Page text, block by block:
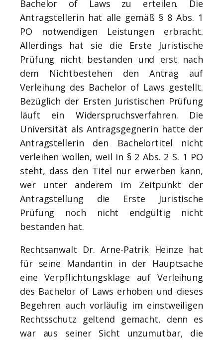
Bachelor of Laws zu erteilen. Die
Antragstellerin hat alle gemäß § 8 Abs. 1
PO notwendigen Leistungen erbracht.
Allerdings hat sie die Erste Juristische
Prüfung nicht bestanden und erst nach
dem Nichtbestehen den Antrag auf
Verleihung des Bachelor of Laws gestellt.
Bezüglich der Ersten Juristischen Prüfung
läuft ein Widerspruchsverfahren. Die
Universität als Antragsgegnerin hatte der
Antragstellerin den Bachelortitel nicht
verleihen wollen, weil in § 2 Abs. 2 S. 1 PO
steht, dass den Titel nur erwerben kann,
wer unter anderem im Zeitpunkt der
Antragstellung die Erste Juristische
Prüfung noch nicht endgültig nicht
bestanden hat.
Rechtsanwalt Dr. Arne-Patrik Heinze hat
für seine Mandantin in der Hauptsache
eine Verpflichtungsklage auf Verleihung
des Bachelor of Laws erhoben und dieses
Begehren auch vorläufig im einstweiligen
Rechtsschutz geltend gemacht, denn es
war aus seiner Sicht unzumutbar, die